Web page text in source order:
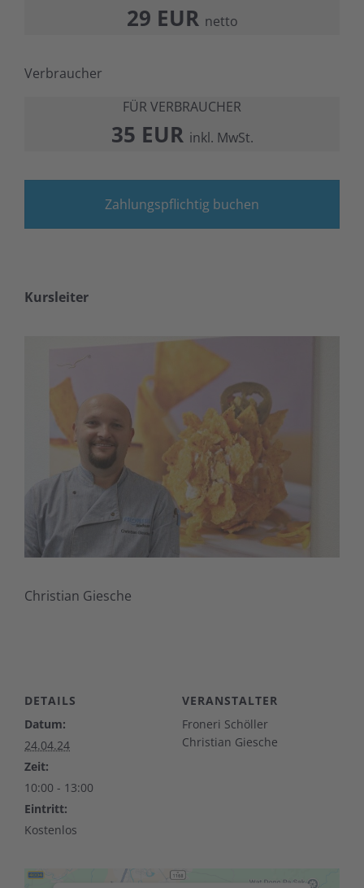
29 EUR netto
Verbraucher
FÜR VERBRAUCHER
35 EUR inkl. MwSt.
Zahlungspflichtig buchen
Kursleiter
Christian Giesche
DETAILS
Datum:
24.04.24
Zeit:
10:00 - 13:00
Eintritt:
Kostenlos
VERANSTALTER
Froneri Schöller
Christian Giesche